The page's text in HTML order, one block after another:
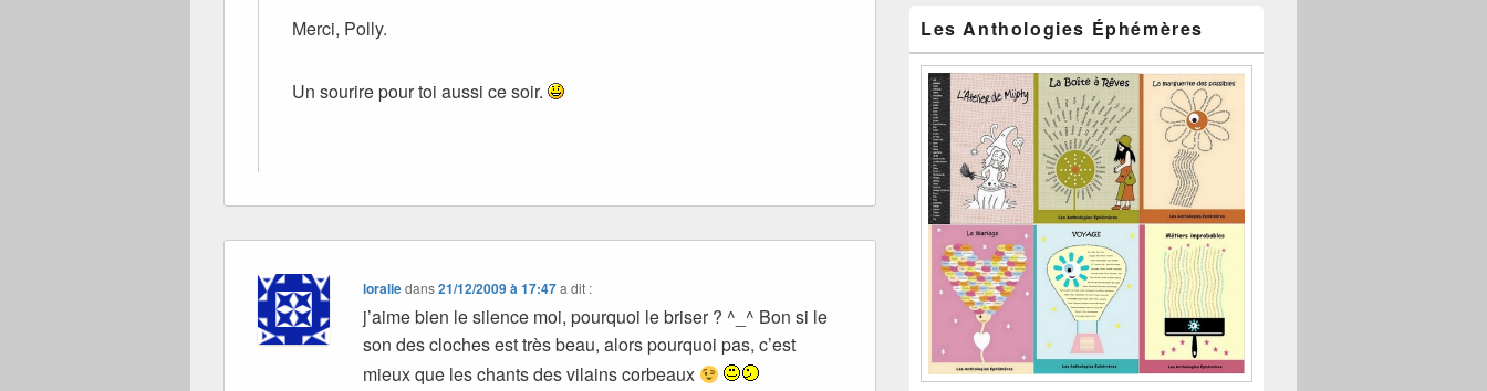
Merci, Polly.
Un sourire pour toi aussi ce soir.
loraliedans21/12/2009 à 17:47a dit :
j’aime bien le silence moi, pourquoi le briser ? ^_^ Bon si le
son des cloches est très beau, alors pourquoi pas, c’est
mieux que les chants des vilains corbeaux
Les Anthologies Éphémères